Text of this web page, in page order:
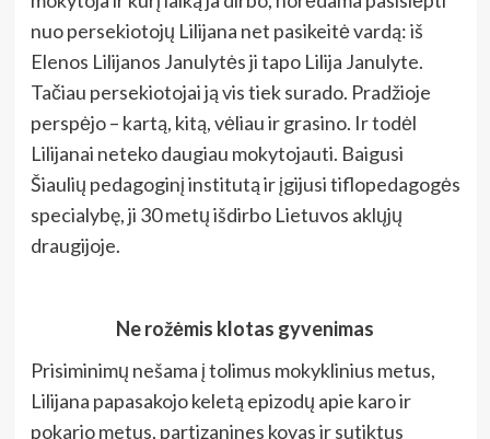
nuo persekiotojų Lilijana net pasikeitė vardą: iš
Elenos Lilijanos Janulytės ji tapo Lilija Janulyte.
Tačiau persekiotojai ją vis tiek surado. Pradžioje
perspėjo – kartą, kitą, vėliau ir grasino. Ir todėl
Lilijanai neteko daugiau mokytojauti. Baigusi
Šiaulių pedagoginį institutą ir įgijusi tiflopedagogės
specialybę, ji 30 metų išdirbo Lietuvos aklųjų
draugijoje.
Ne rožėmis klotas gyvenimas
Prisiminimų nešama į tolimus mokyklinius metus,
Lilijana papasakojo keletą epizodų apie karo ir
pokario metus, partizanines kovas ir sutiktus